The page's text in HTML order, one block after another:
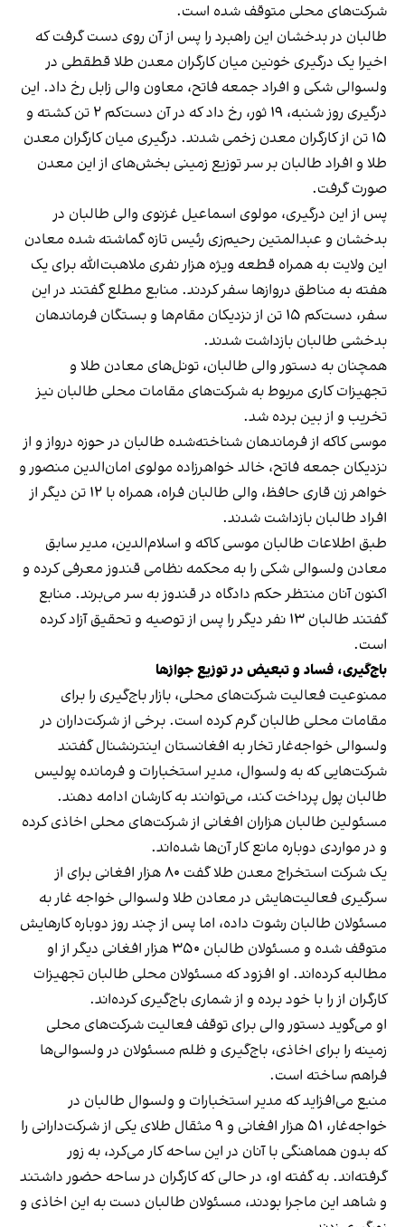
شرکت‌های محلی متوقف شده است.
طالبان در بدخشان این راهبرد را پس از آن روی دست گرفت که
اخیرا یک درگیری خونین میان کارگران معدن طلا قطقطی در
ولسوالی شکی و افراد جمعه فاتح، معاون والی زابل رخ داد. این
درگیری روز شنبه، ۱۹ ثور، رخ داد که در آن دست‌کم ۲ تن کشته و
۱۵ تن از کارگران معدن زخمی شدند. درگیری میان کارگران معدن
طلا و افراد طالبان بر سر توزیع زمینی بخش‌های از این معدن
صورت گرفت.
پس از این درگیری، مولوی اسماعیل غزنوی والی طالبان در
بدخشان و عبدالمتین رحیم‌زی رئیس تازه گماشته شده معادن
این ولایت به همراه قطعه ویژه هزار نفری ملاهبت‌الله برای یک
هفته به مناطق دروازها سفر کردند. منابع مطلع گفتند در این
سفر، دست‌کم ۱۵ تن از نزدیکان مقام‌ها و بستگان فرماندهان
بدخشی طالبان بازداشت شدند.
همچنان به دستور والی طالبان، تونل‌های معادن طلا و
تجهیزات کاری مربوط به شرکت‌های مقامات محلی طالبان نیز
تخریب و از بین برده شد.
موسی کاکه از فرماندهان شناخته‌شده طالبان در حوزه درواز و از
نزدیکان جمعه فاتح، خالد خواهرزاده مولوی امان‌الدین منصور و
خواهر زن قاری حافظ، والی طالبان فراه، همراه با ۱۲ تن دیگر از
افراد طالبان بازداشت شدند.
طبق اطلاعات طالبان موسی کاکه و اسلام‌الدین، مدیر سابق
معادن ولسوالی شکی را به محکمه نظامی قندوز معرفی کرده و
اکنون آنان منتظر حکم دادگاه در قندوز به سر می‌برند. منابع
گفتند طالبان ۱۳ نفر دیگر را پس از توصیه و تحقیق آزاد کرده
است.
باج‌گیری، فساد و تبعیض در توزیع جوازها
ممنوعیت فعالیت شرکت‌های محلی، بازار باج‌گیری را برای
مقامات محلی طالبان گرم کرده است. برخی از شرکت‌داران در
ولسوالی خواجه‌غار تخار به افغانستان اینترنشنال گفتند
شرکت‌هایی که به ولسوال، مدیر استخبارات و فرمانده پولیس
طالبان پول پرداخت ‌کند، می‌توانند به کارشان ادامه دهند.
مسئولین طالبان هزاران افغانی از شرکت‌های محلی اخاذی کرده
و در مواردی دوباره مانع کار آن‌ها شده‌اند.
یک شرکت استخراج معدن طلا گفت ۸۰ هزار افغانی برای از
سرگیری فعالیت‌هایش در معادن طلا ولسوالی خواجه غار به
مسئولان طالبان رشوت داده، اما پس از چند روز دوباره کارهایش
متوقف شده و مسئولان طالبان ۳۵۰ هزار افغانی دیگر از او
مطالبه کرده‌اند. او افزود که مسئولان محلی طالبان تجهیزات
کارگران از را با خود برده و از شماری باج‌گیری کرده‌اند.
او می‌گوید دستور والی برای توقف فعالیت شرکت‌های محلی
زمینه را برای اخاذی، باج‌گیری و ظلم مسئولان در ولسوالی‌ها
فراهم ساخته است.
منبع می‌افزاید که مدیر استخبارات و ولسوال طالبان در
خواجه‌غار، ۵۱ هزار افغانی و ۹ مثقال طلای یکی از شرکت‌دارانی را
که بدون هماهنگی با آنان در این ساحه کار می‌کرد، به زور
گرفته‌اند. به گفته او، در حالی که کارگران در ساحه حضور داشتند
و شاهد این ماجرا بودند، مسئولان طالبان دست به این اخاذی و